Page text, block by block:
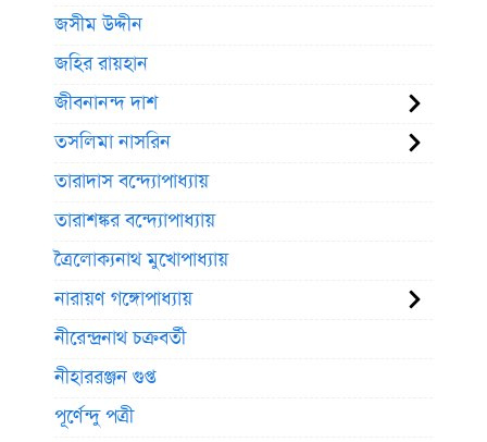
জসীম উদ্দীন
জহির রায়হান
জীবনানন্দ দাশ
তসলিমা নাসরিন
তারাদাস বন্দ্যোপাধ্যায়
তারাশঙ্কর বন্দ্যোপাধ্যায়
ত্রৈলোক্যনাথ মুখোপাধ্যায়
নারায়ণ গঙ্গোপাধ্যায়
নীরেন্দ্রনাথ চক্রবর্তী
নীহাররঞ্জন গুপ্ত
পূর্ণেন্দু পত্রী